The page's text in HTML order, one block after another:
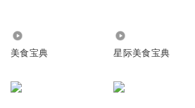
回复
美食宝典 星际美食宝典